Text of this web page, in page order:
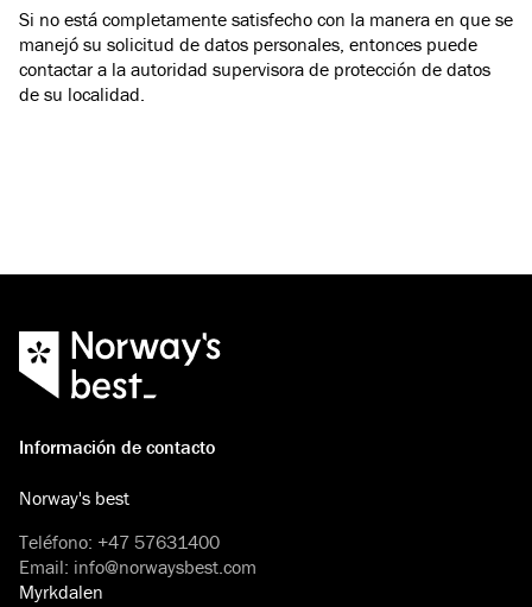
Si no está completamente satisfecho con la manera en que se
manejó su solicitud de datos personales, entonces puede
contactar a la autoridad supervisora de protección de datos
de su localidad.
Información de contacto
Norway's best
Teléfono: +47 57631400
Email: info@norwaysbest.com
Myrkdalen